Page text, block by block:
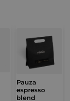
Pauza
espresso
blend